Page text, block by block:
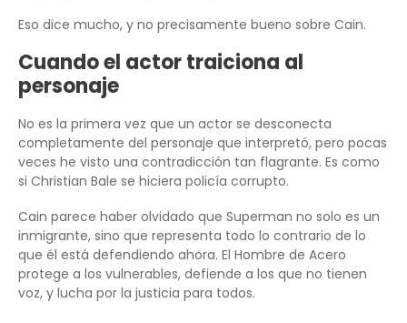
Eso dice mucho, y no precisamente bueno sobre Cain.
Cuando el actor traiciona al
personaje
No es la primera vez que un actor se desconecta
completamente del personaje que interpretó, pero pocas
veces he visto una contradicción tan flagrante. Es como
si Christian Bale se hiciera policía corrupto.
Cain parece haber olvidado que Superman no solo es un
inmigrante, sino que representa todo lo contrario de lo
que él está defendiendo ahora. El Hombre de Acero
protege a los vulnerables, defiende a los que no tienen
voz, y lucha por la justicia para todos.